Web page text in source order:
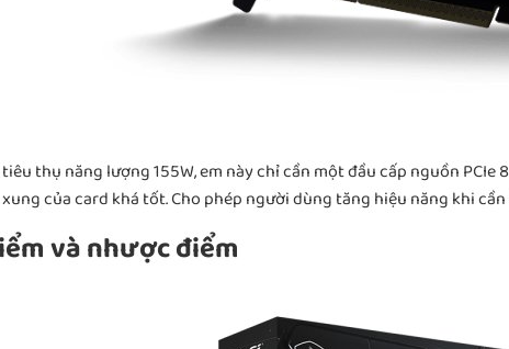
thụ năng lượng 155W, em này chỉ cần một đầu cấp nguồn
của card khá tốt. Cho phép người dùng tăng hiệu năng khi
và nhược điểm